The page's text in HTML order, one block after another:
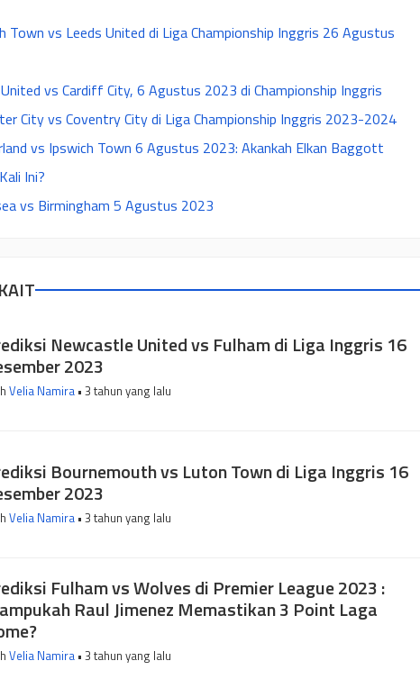
Town vs Leeds United di Liga Championship Inggris 26 Agustus
vs Cardiff City, 6 Agustus 2023 di Championship Inggris
City vs Coventry City di Liga Championship Inggris 2023-2024
vs Ipswich Town 6 Agustus 2023: Akankah Elkan Baggott
Ini?
vs Birmingham 5 Agustus 2023
Newcastle United vs Fulham di Liga Inggris 16
2023
Velia Namira • 3 tahun yang lalu
Bournemouth vs Luton Town di Liga Inggris 16
2023
Velia Namira • 3 tahun yang lalu
Fulham vs Wolves di Premier League 2023 :
Raul Jimenez Memastikan 3 Point Laga
Velia Namira • 3 tahun yang lalu